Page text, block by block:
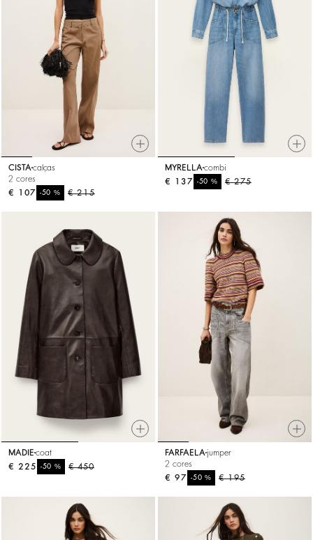
CISTA calças
2 cores
€ 215
-50%
€ 107
MYRELLA combi
€ 275
-50%
€ 137
MADIE coat
€ 450
-50%
€ 225
FARFAELA jumper
2 cores
€ 195
-50%
€ 97